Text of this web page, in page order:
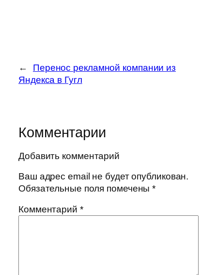
←
Перенос рекламной компании из
Яндекса в Гугл
Комментарии
Добавить комментарий
Ваш адрес email не будет опубликован.
Обязательные поля помечены*
Комментарий *